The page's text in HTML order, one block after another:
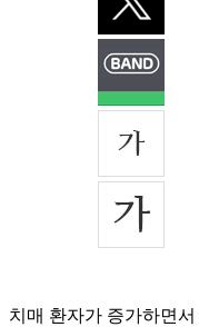
치매 환자가 증가하면